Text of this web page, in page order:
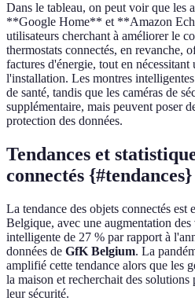
Dans le tableau, on peut voir que les
**Google Home** et **Amazon
utilisateurs cherchant à améliorer le
thermostats connectés, en revanche,
factures d'énergie, tout en
l'installation. Les montres
de santé, tandis que les caméras de
supplémentaire, mais peuvent poser
protection des données.
Tendances et
connectés {#tendances}
La tendance des objets connectés est
Belgique, avec une augmentation des
intelligente de 27 % par rapport à
données de GfK Belgium. La
amplifié cette tendance alors que les
la maison et recherchait des
leur sécurité.